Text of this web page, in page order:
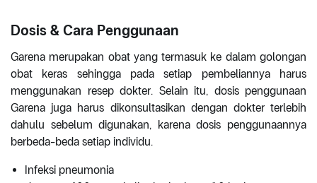
Dosis & Cara Penggunaan
Garena merupakan obat yang termasuk ke dalam golongan
obat keras sehingga pada setiap pembeliannya harus
menggunakan resep dokter. Selain itu, dosis penggunaan
Garena juga harus dikonsultasikan dengan dokter terlebih
dahulu sebelum digunakan, karena dosis penggunaannya
berbeda-beda setiap individu.
Infeksi pneumonia